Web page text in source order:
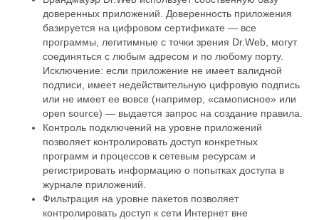
доверенных приложений. Доверенность приложения
базируется на цифровом сертификате — все
программы, легитимные с точки зрения Dr.Web, могут
соединяться с любым адресом и по любому порту.
Исключение: если приложение не имеет валидной
подписи, имеет недействительную цифровую подпись
или не имеет ее вовсе (например, «самописное» или
open source) — выдается запрос на создание правила.
Контроль подключений на уровне приложений
позволяет контролировать доступ конкретных
программ и процессов к сетевым ресурсам и
регистрировать информацию о попытках доступа в
журнале приложений.
Фильтрация на уровне пакетов позволяет
контролировать доступ к сети Интернет вне